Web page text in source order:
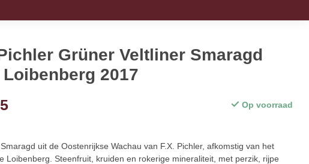
Grüner Veltliner Smaragd
Loibenberg 2017
Op voorraad
uit de Oostenrijkse Wachau van F.X. Pichler, afkomstig van het
Loibenberg. Steenfruit, kruiden en rokerige mineraliteit, met perzik, rijpe